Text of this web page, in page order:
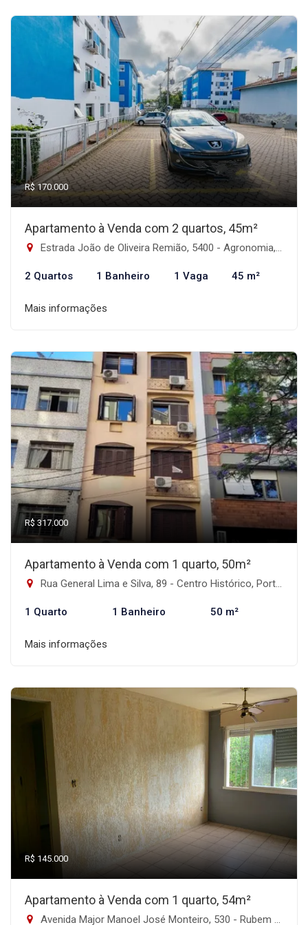
R$ 170.000
Apartamento à Venda com 2 quartos, 45m²
Estrada João de Oliveira Remião, 5400 - Agronomia, Porto Alegre-RS
2 Quartos 1 Banheiro 1 Vaga 45 m²
Mais informações
R$ 317.000
Apartamento à Venda com 1 quarto, 50m²
Rua General Lima e Silva, 89 - Centro Histórico, Porto Alegre-RS
1 Quarto 1 Banheiro 50 m²
Mais informações
R$ 145.000
Apartamento à Venda com 1 quarto, 54m²
Avenida Major Manoel José Monteiro, 530 - Rubem Berta, Porto Alegre-RS